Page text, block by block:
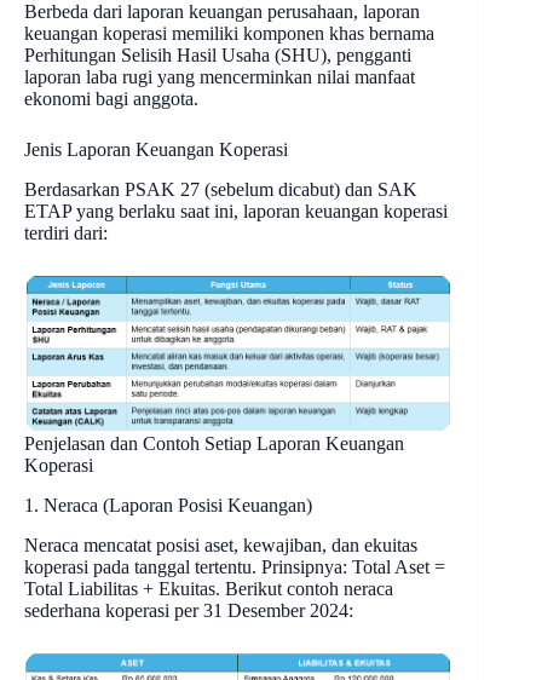
Berbeda dari laporan keuangan perusahaan, laporan
keuangan koperasi memiliki komponen khas bernama
Perhitungan Selisih Hasil Usaha (SHU), pengganti
laporan laba rugi yang mencerminkan nilai manfaat
ekonomi bagi anggota.
Jenis Laporan Keuangan Koperasi
Berdasarkan PSAK 27 (sebelum dicabut) dan SAK
ETAP yang berlaku saat ini, laporan keuangan koperasi
terdiri dari:
Penjelasan dan Contoh Setiap Laporan Keuangan
Koperasi
1. Neraca (Laporan Posisi Keuangan)
Neraca mencatat posisi aset, kewajiban, dan ekuitas
koperasi pada tanggal tertentu. Prinsipnya: Total Aset =
Total Liabilitas + Ekuitas. Berikut contoh neraca
sederhana koperasi per 31 Desember 2024: